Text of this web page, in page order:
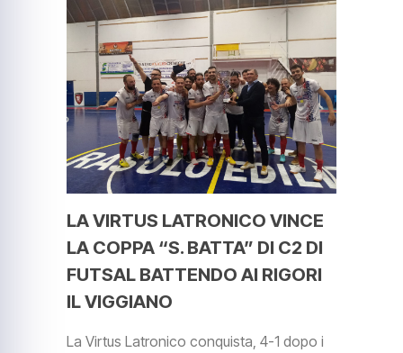
LA VIRTUS LATRONICO VINCE
LA COPPA “S. BATTA” DI C2 DI
FUTSAL BATTENDO AI RIGORI
IL VIGGIANO
La Virtus Latronico conquista, 4-1 dopo i